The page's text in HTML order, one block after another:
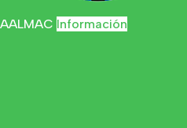
AALMAC Información